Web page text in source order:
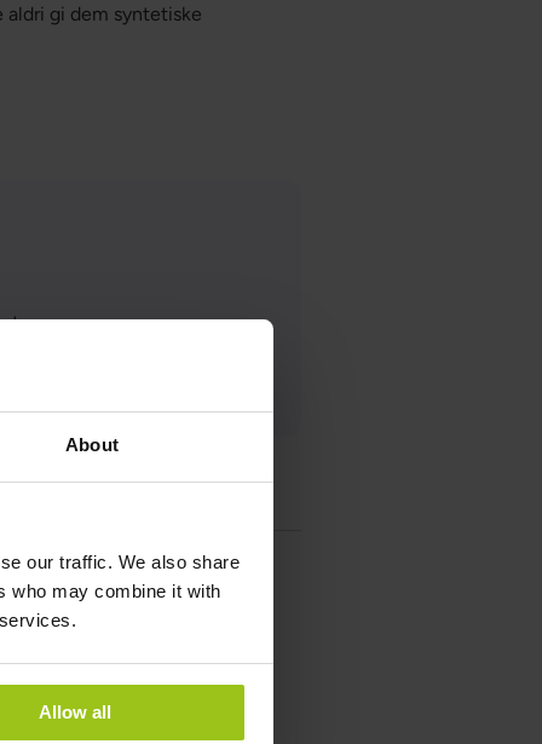
About
our traffic. We also share
who may combine it with
Allow all
gi dem syntetiske